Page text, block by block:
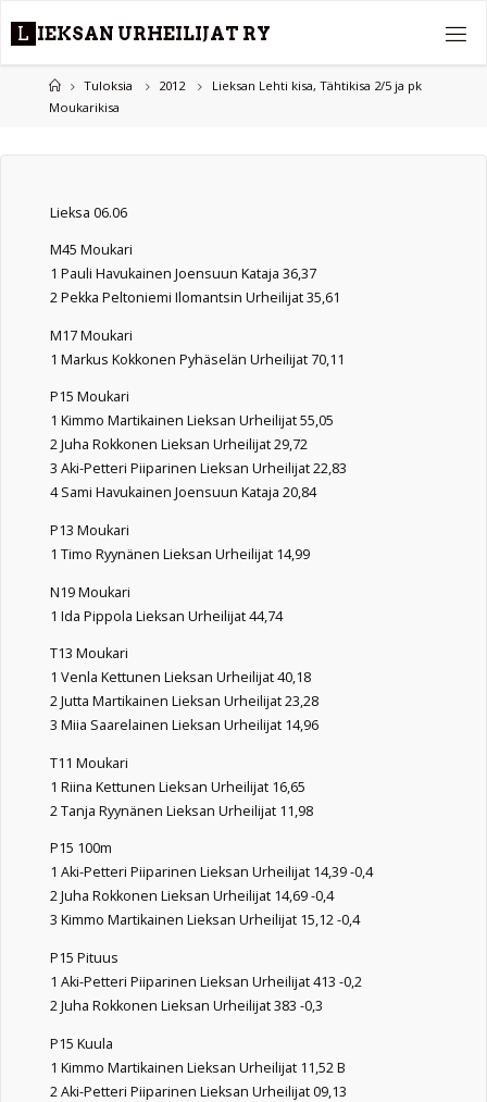
L IEKSAN URHEILIJAT RY
HomeTuloksia 2012
Lieksan Lehti kisa, Tähtikisa 2/5 ja pk
Moukarikisa
Lieksa 06.06
M45 Moukari
1 Pauli Havukainen Joensuun Kataja 36,37
2 Pekka Peltoniemi Ilomantsin Urheilijat 35,61
M17 Moukari
1 Markus Kokkonen Pyhäselän Urheilijat 70,11
P15 Moukari
1 Kimmo Martikainen Lieksan Urheilijat 55,05
2 Juha Rokkonen Lieksan Urheilijat 29,72
3 Aki-Petteri Piiparinen Lieksan Urheilijat 22,83
4 Sami Havukainen Joensuun Kataja 20,84
P13 Moukari
1 Timo Ryynänen Lieksan Urheilijat 14,99
N19 Moukari
1 Ida Pippola Lieksan Urheilijat 44,74
T13 Moukari
1 Venla Kettunen Lieksan Urheilijat 40,18
2 Jutta Martikainen Lieksan Urheilijat 23,28
3 Miia Saarelainen Lieksan Urheilijat 14,96
T11 Moukari
1 Riina Kettunen Lieksan Urheilijat 16,65
2 Tanja Ryynänen Lieksan Urheilijat 11,98
P15 100m
1 Aki-Petteri Piiparinen Lieksan Urheilijat 14,39 -0,4
2 Juha Rokkonen Lieksan Urheilijat 14,69 -0,4
3 Kimmo Martikainen Lieksan Urheilijat 15,12 -0,4
P15 Pituus
1 Aki-Petteri Piiparinen Lieksan Urheilijat 413 -0,2
2 Juha Rokkonen Lieksan Urheilijat 383 -0,3
P15 Kuula
1 Kimmo Martikainen Lieksan Urheilijat 11,52 B
2 Aki-Petteri Piiparinen Lieksan Urheilijat 09,13